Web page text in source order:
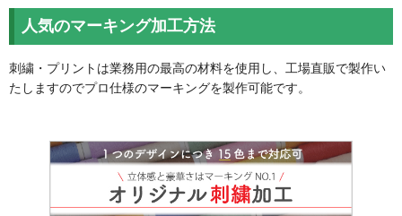
人気のマーキング加工方法
刺繍・プリントは業務用の最高の材料を使用し、工場直販で製作い
たしますのでプロ仕様のマーキングを製作可能です。